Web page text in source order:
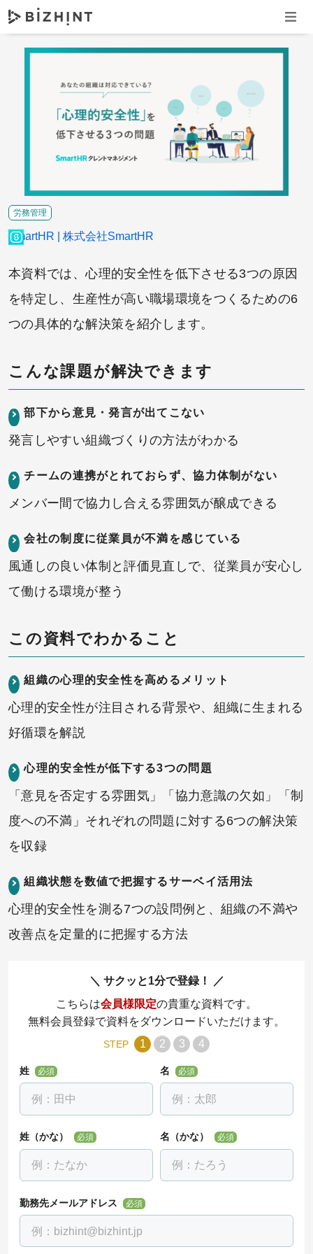
ナビ
本資料では、心理的安全性を低下させる3つの原因
を特定し、生産性が高い職場環境をつくるための6
つの具体的な解決策を紹介します。
こんな課題が解決できます
部下から意見・発言が出てこない
発言しやすい組織づくりの方法がわかる
チームの連携がとれておらず、協力体制がない
メンバー間で協力し合える雰囲気が醸成できる
会社の制度に従業員が不満を感じている
風通しの良い体制と評価見直しで、従業員が安心し
て働ける環境が整う
この資料でわかること
組織の心理的安全性を高めるメリット
心理的安全性が注目される背景や、組織に生まれる
好循環を解説
心理的安全性が低下する3つの問題
「意見を否定する雰囲気」「協力意識の欠如」「制
度への不満」それぞれの問題に対する6つの解決策
を収録
組織状態を数値で把握するサーベイ活用法
心理的安全性を測る7つの設問例と、組織の不満や
改善点を定量的に把握する方法
労務管理
SmartHR 株式会社SmartHR
サクッと1分で登録！
こちらは会員様限定の貴重な資料です。
無料会員登録で資料をダウンロードいただけます。
STEP 1 2 3 4
姓 必須 名 必須
姓（かな） 必須 名（かな） 必須
勤務先メールアドレス 必須